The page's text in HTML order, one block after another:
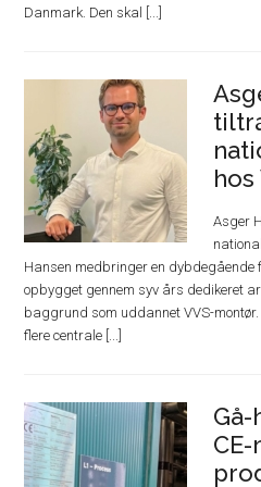
Danmark. Den skal [...]
Asger
Hansen medbringer en dybdegående
opbygget gennem syv års dedikeret
baggrund som uddannet VVS-
flere centrale [...]